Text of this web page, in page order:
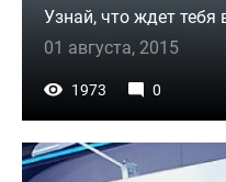
Узнай, что ждет тебя
01 августа, 2015
1973 0